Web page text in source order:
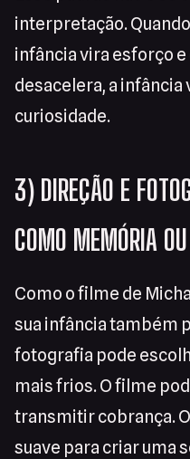
interpretação.
infância vira esforço
desacelera, a
curiosidade.
3) DIREÇÃO E
COMO MEMÓRIA
Como o filme de
sua infância também
fotografia pode
mais frios. O filme
transmitir cobrança.
suave para criar uma